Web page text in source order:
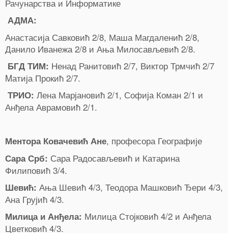
Рачунарства и Информатике
АДМА:
Анастасија Савковић 2/8, Маша Магдаленић 2/8,
Данило Иванежа 2/8 и Ања Милосављевић 2/8.
БГД ТИМ: Ненад Ранитовић 2/7, Виктор Трмчић 2/7
Mатија Прокић 2/7.
ТРИО: Лена Марјановић 2/1, Софија Коман 2/1 и
Анђела Аврамовић 2/1.
Ментора Ковачевић Ане, професора Географије
Сара Срб: Сара Радосављевић и Катарина
Филиповић 3/4.
Шевић: Ања Шевић 4/3, Теодора Машковић Ђери 4/3,
Ана Грујић 4/3.
Милица и Анђела: Милица Стојковић 4/2 и Анђела
Цветковић 4/3.